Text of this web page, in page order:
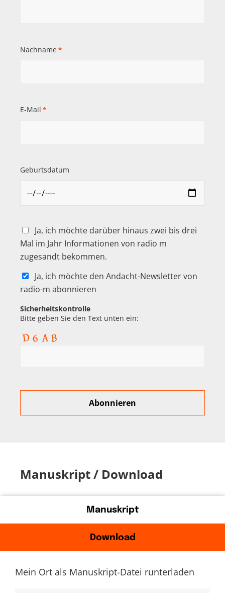
Nachname *
E-Mail *
Geburtsdatum
Ja, ich möchte darüber hinaus zwei bis drei
Mal im Jahr Informationen von radio m
zugesandt bekommen.
Ja, ich möchte den Andacht-Newsletter von
radio-m abonnieren
Sicherheitskontrolle
Bitte geben Sie den Text unten ein:
Manuskript / Download
Manuskript
Download
Mein Ort als Manuskript-Datei runterladen